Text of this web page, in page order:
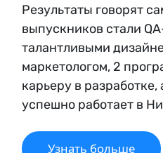
Результаты говорят
выпускников стали
талантливыми
маркетологом, 2
карьеру в
успешно работает в
Узнать больше